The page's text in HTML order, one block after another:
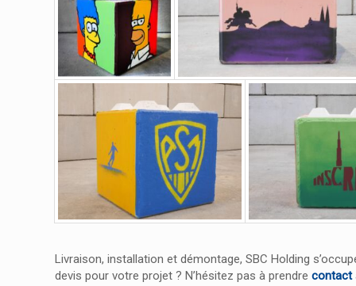
Livraison, installation et démontage, SBC Holding
devis pour votre projet ? N’hésitez pas à prendrecontact